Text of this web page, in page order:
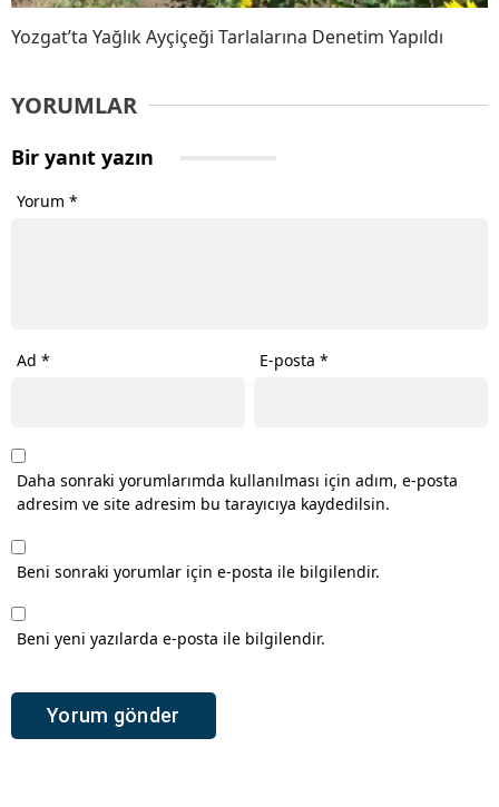
Yozgat’ta Yağlık Ayçiçeği Tarlalarına Denetim Yapıldı
YORUMLAR
Bir yanıt yazın
Yorum *
Ad * E-posta*
Daha sonraki yorumlarımda kullanılması için adım, e-posta
adresim ve site adresim bu tarayıcıya kaydedilsin.
Beni sonraki yorumlar için e-posta ile bilgilendir.
Beni yeni yazılarda e-posta ile bilgilendir.